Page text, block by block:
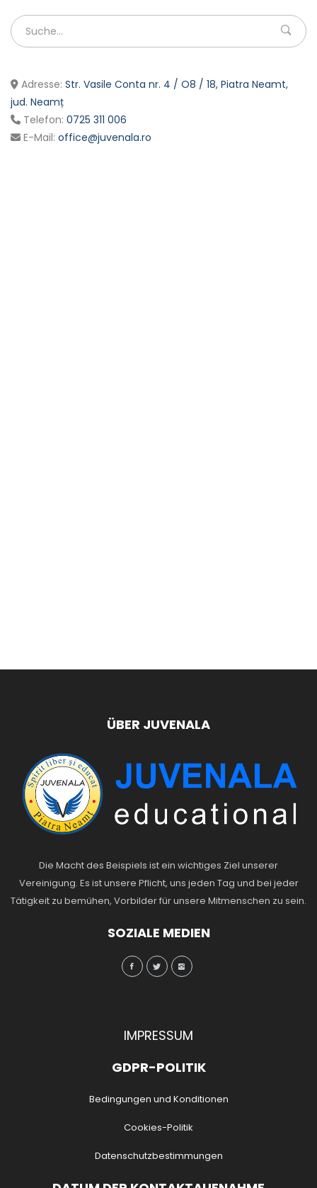
Adresse: Str. Vasile Conta nr. 4 / O8 / 18, Piatra Neamt,
jud. Neamț
Telefon: 0725 311 006
E-Mail: office@juvenala.ro
ÜBER JUVENALA
Die Macht des Beispiels ist ein wichtiges Ziel unserer
Vereinigung. Es ist unsere Pflicht, uns jeden Tag und bei jeder
Tätigkeit zu bemühen, Vorbilder für unsere Mitmenschen zu sein.
SOZIALE MEDIEN
IMPRESSUM
GDPR-POLITIK
Bedingungen und Konditionen
Cookies-Politik
Datenschutzbestimmungen